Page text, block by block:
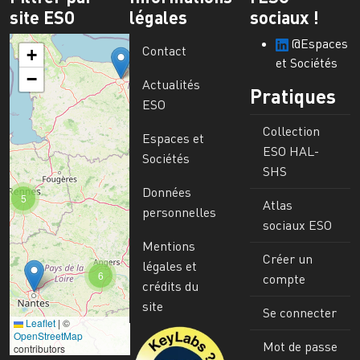
site ESO
6
5
+
−
Leaflet | ©
OpenStreetMap
contributors
légales
Contact
Actualités
ESO
Espaces et
Sociétés
Données
personnelles
Mentions
légales et
crédits du
site
Image
sociaux !
@Espaces
et Sociétés
Pratiques
Collection
ESO HAL-
SHS
Atlas
sociaux ESO
Créer un
compte
Se connecter
Mot de passe